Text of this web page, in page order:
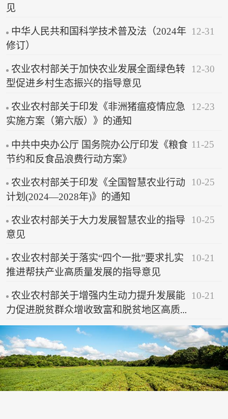
见
中华人民共和国科学技术普及法（2024年
修订）
12-31
农业农村部关于加快农业发展全面绿色转
型促进乡村生态振兴的指导意见
12-30
农业农村部关于印发《非洲猪瘟疫情应急
实施方案（第六版）》的通知
12-23
中共中央办公厅 国务院办公厅印发《粮食
节约和反食品浪费行动方案》
11-25
农业农村部关于印发《全国智慧农业行动
计划(2024—2028年)》的通知
10-25
农业农村部关于大力发展智慧农业的指导
意见
10-25
农业农村部关于落实“四个一批”要求扎实
推进帮扶产业高质量发展的指导意见
10-21
农业农村部关于增强内生动力提升发展能
力促进脱贫群众增收致富和脱贫地区高质
量发展的意见
10-21